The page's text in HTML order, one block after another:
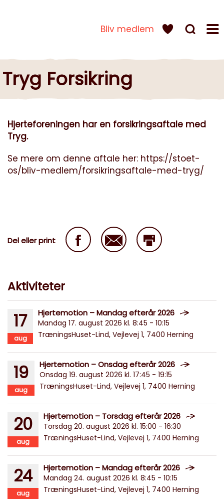
Bliv medlem
Tryg Forsikring
Hjerteforeningen har en forsikringsaftale med
Tryg.
Se mere om denne aftale her: https://stoet-
os/bliv-medlem/forsikringsaftale-med-tryg/
Del eller print
Aktiviteter
17
aug
Hjertemotion – Mandag efterår 2026
Mandag 17. august 2026 kl. 8:45 - 10:15
TræningsHuset-Lind, Vejlevej 1, 7400 Herning
19
aug
Hjertemotion – Onsdag efterår 2026
Onsdag 19. august 2026 kl. 17:45 - 19:15
TræningsHuset-Lind, Vejlevej 1, 7400 Herning
20
aug
Hjertemotion – Torsdag efterår 2026
Torsdag 20. august 2026 kl. 15:00 - 16:30
TræningsHuset-Lind, Vejlevej 1, 7400 Herning
24
aug
Hjertemotion – Mandag efterår 2026
Mandag 24. august 2026 kl. 8:45 - 10:15
TræningsHuset-Lind, Vejlevej 1, 7400 Herning